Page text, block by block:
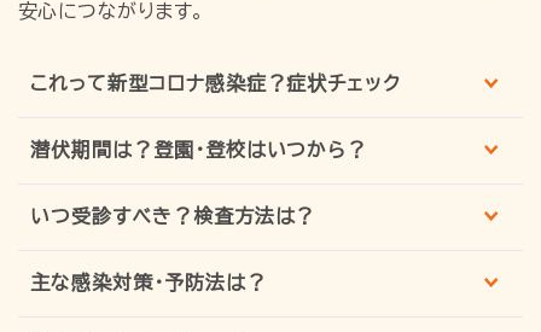
安心につながります。
これって新型コロナ感染症？症状チェック
潜伏期間は？登園・登校はいつから？
いつ受診すべき？検査方法は？
主な感染対策・予防法は？